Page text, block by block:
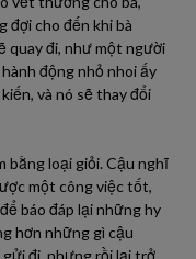
đợi cho đến khi bà
quay đi, như một người
động nhỏ nhoi ấy
và nó sẽ thay đổi
bằng loại giỏi. Cậu nghĩ
một công việc tốt,
báo đáp lại những hy
hơn những gì cậu
đi, nhưng rồi lại trở